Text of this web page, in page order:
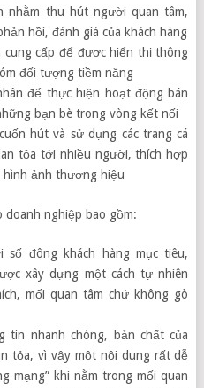
nhằm thu hút người quan tâm,
hồi, đánh giá của khách hàng
cung cấp để được hiển thị thông
đối tượng tiềm năng
để thực hiện hoạt động bán
bạn bè trong vòng kết nối
hút và sử dụng các trang cá
tỏa tới nhiều người, thích hợp
ảnh thương hiệu
doanh nghiệp bao gồm:
đông khách hàng mục tiêu,
xây dựng một cách tự nhiên
mối quan tâm chứ không gò
tin nhanh chóng, bản chất của
tỏa, vì vậy một nội dung rất dễ
mạng” khi nằm trong mối quan